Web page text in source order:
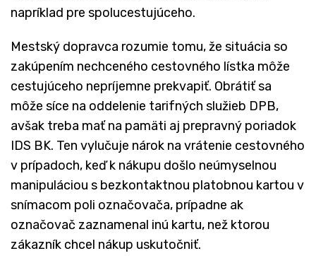
napríklad pre spolucestujúceho.
Mestský dopravca rozumie tomu, že situácia so
zakúpením nechceného cestovného lístka môže
cestujúceho nepríjemne prekvapiť. Obrátiť sa
môže síce na oddelenie tarifných služieb DPB,
avšak treba mať na pamäti aj prepravný poriadok
IDS BK. Ten vylučuje nárok na vrátenie cestovného
v prípadoch, keď k nákupu došlo neúmyselnou
manipuláciou s bezkontaktnou platobnou kartou v
snímacom poli označovača, prípadne ak
označovač zaznamenal inú kartu, než ktorou
zákazník chcel nákup uskutočniť.